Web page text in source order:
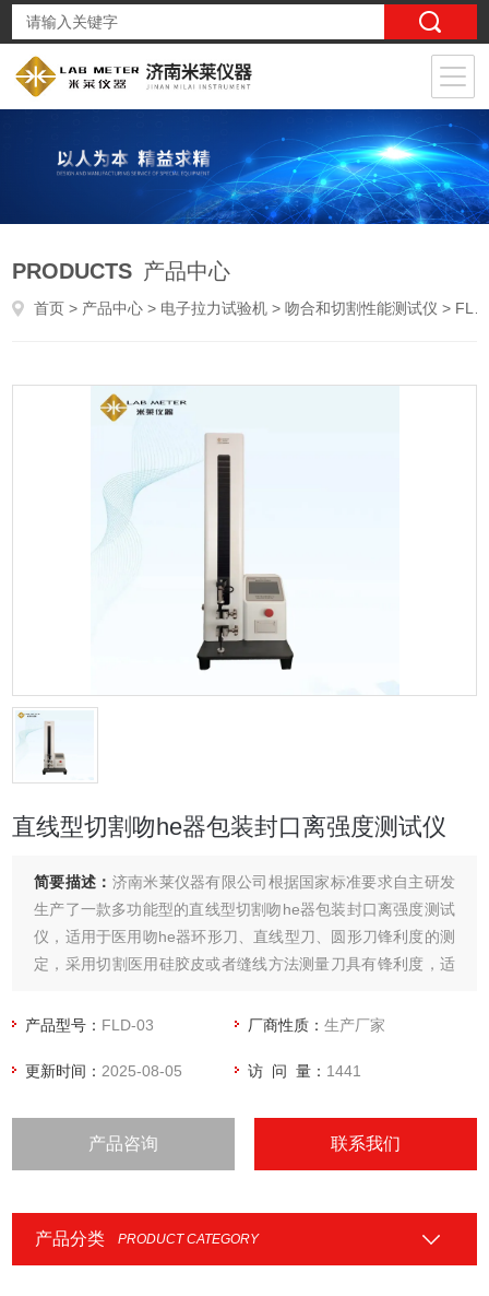
PRODUCTS 产品中心
首页 > 产品中心 > 电子拉力试验机 >吻合和切割性能测试仪 > FLD-03直线型切割吻he器包装封口离强度测试仪
直线型切割吻he器包装封口离强度测试仪
简要描述： 济南米莱仪器有限公司根据国家标准要求自主研发
生产了一款多功能型的直线型切割吻he器包装封口离强度测试
仪，适用于医用吻he器环形刀、直线型刀、圆形刀锋利度的测
定，采用切割医用硅胶皮或者缝线方法测量刀具有锋利度，适
用。
产品型号： FLD-03 厂商性质：生产厂家
更新时间： 2025-08-05 访 问 量： 1441
产品咨询 联系我们
产品分类 PRODUCT CATEGORY